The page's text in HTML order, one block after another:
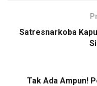
Satresnarkoba
Tak Ada Ampun!